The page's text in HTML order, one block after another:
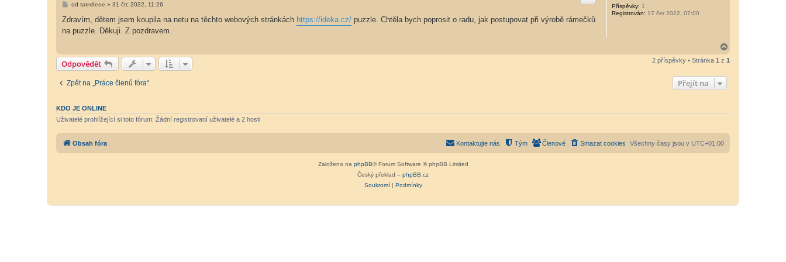
Příspěvky: 1
Registrován: 17 čer 2022, 07:00
P
í
p
k
od tatrdlece » 31 črc 2022, 11:26
Zdravím, dětem jsem koupila na netu na těchto webových stránkách https://ideka.cz/ puzzle. Chtěla bych poprosit o radu, jak postupovat při výrobě rámečků
na puzzle. Děkuji. Z pozdravem.
h
Odpovědět 2 příspěvky • Stránka 1 z 1
Zpět na „Práce členů fóra“ Přejít na
KDO JE ONLINE
Uživatelé prohlížející si toto fórum: Žádní registrovaní uživatelé a 2 hosti
Obsah fóra Všechny časy jsou v UTC+01:00
Smazat cookies
Členové
Tým
Kontaktujte nás
Založeno na phpBB® Forum Software © phpBB Limited
Český překlad – phpBB.cz
Soukromí| Podmínky